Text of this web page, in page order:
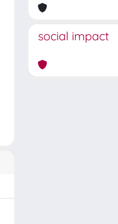
social impact